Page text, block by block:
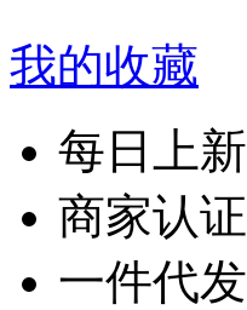
我的收藏
每日上新
商家认证
一件代发